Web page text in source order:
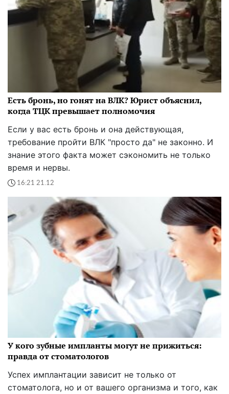
Есть бронь, но гонят на ВЛК? Юрист объяснил,
когда ТЦК превышает полномочия
Если у вас есть бронь и она действующая,
требование пройти ВЛК "просто да" не законно. И
знание этого факта может сэкономить не только
время и нервы.
16:21 21.12
У кого зубные импланты могут не прижиться:
правда от стоматологов
Успех имплантации зависит не только от
стоматолога, но и от вашего организма и того, как